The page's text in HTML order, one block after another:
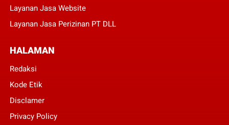
Layanan Jasa Website
Layanan Jasa Perizinan PT DLL
HALAMAN
Redaksi
Kode Etik
Disclamer
Privacy Policy